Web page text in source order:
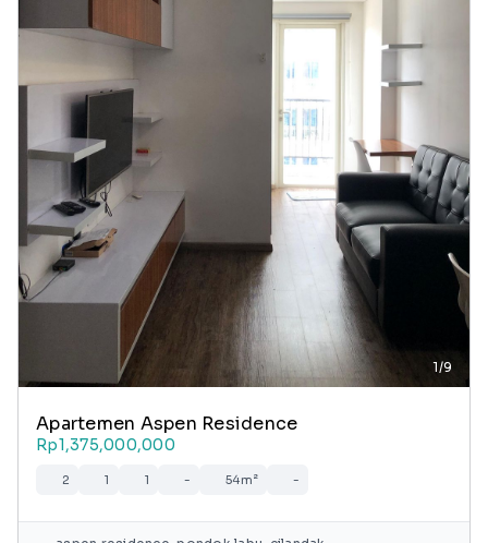
1/9
Apartemen Aspen Residence
Rp1,375,000,000
2 1 1 - 54m² -